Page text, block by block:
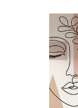
Loading